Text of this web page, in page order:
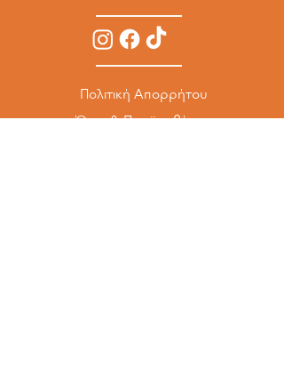
Πολιτική Απορρήτου
Όροι & Προϋποθέσεις